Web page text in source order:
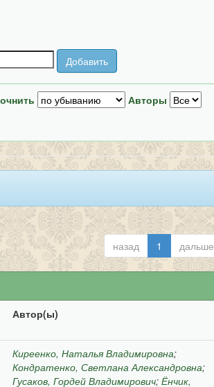
Авторы
назад 1 дальше
Автор(ы)
Киреенко, Наталья Владимировна;
Кондратенко, Светлана Александровна;
Гусаков, Гордей Владимирович;Ёнчик,